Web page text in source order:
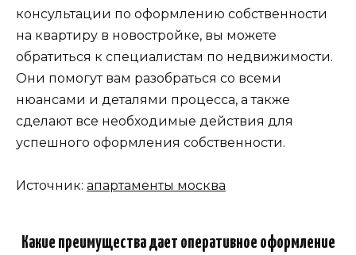
консультации по оформлению собственности
на квартиру в новостройке, вы можете
обратиться к специалистам по недвижимости.
Они помогут вам разобраться со всеми
нюансами и деталями процесса, а также
сделают все необходимые действия для
успешного оформления собственности.
Источник: апартаменты москва
Какие преимущества дает оперативное оформление